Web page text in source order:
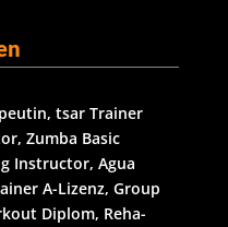
tsar Trainer
Zumba Basic
Instructor, Agua
A-Lizenz, Group
Diplom, Reha-